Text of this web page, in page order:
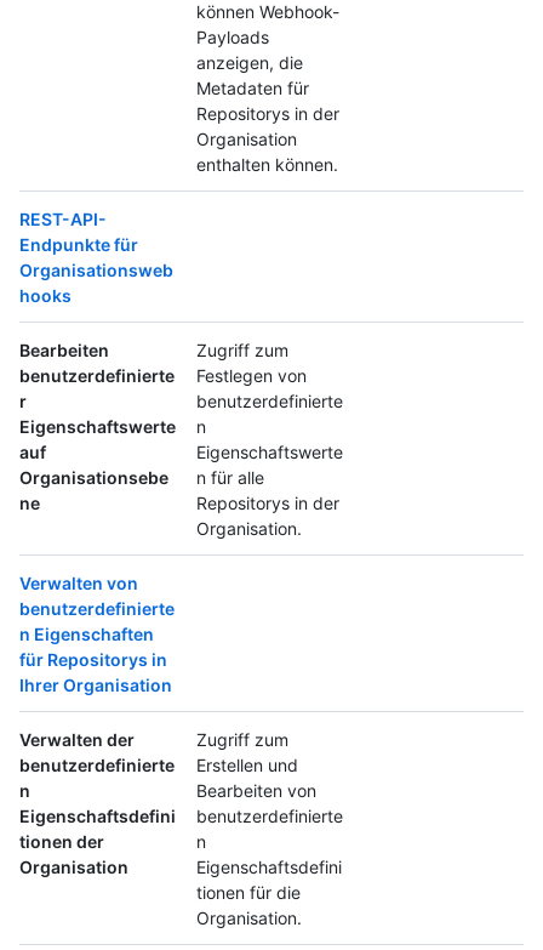
können Webhook-
Payloads
anzeigen, die
Metadaten für
Repositorys in der
Organisation
enthalten können.
REST-API-
Endpunkte für
Organisationsweb
hooks
Bearbeiten
benutzerdefinierte
r
Eigenschaftswerte
auf
Organisationsebe
ne
Zugriff zum
Festlegen von
benutzerdefinierte
n
Eigenschaftswerte
n für alle
Repositorys in der
Organisation.
Verwalten von
benutzerdefinierte
n Eigenschaften
für Repositorys in
Ihrer Organisation
Verwalten der
benutzerdefinierte
n
Eigenschaftsdefini
tionen der
Organisation
Zugriff zum
Erstellen und
Bearbeiten von
benutzerdefinierte
n
Eigenschaftsdefini
tionen für die
Organisation.